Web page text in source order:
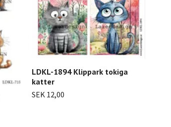
LDKL-1894 Klippark tokiga
katter
SEK 12,00